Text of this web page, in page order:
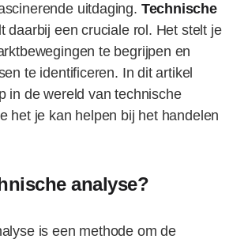
uitdaging. Technische
daarbij een cruciale rol. Het stelt je
te begrijpen en
te identificeren. In dit artikel
in de wereld van technische
het je kan helpen bij het handelen
analyse?
is een methode om de